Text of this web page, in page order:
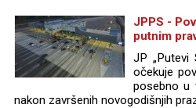
JPPS -
putnim
JP „Putevi
očekuje
posebno u
nakon završenih novogodišnjih